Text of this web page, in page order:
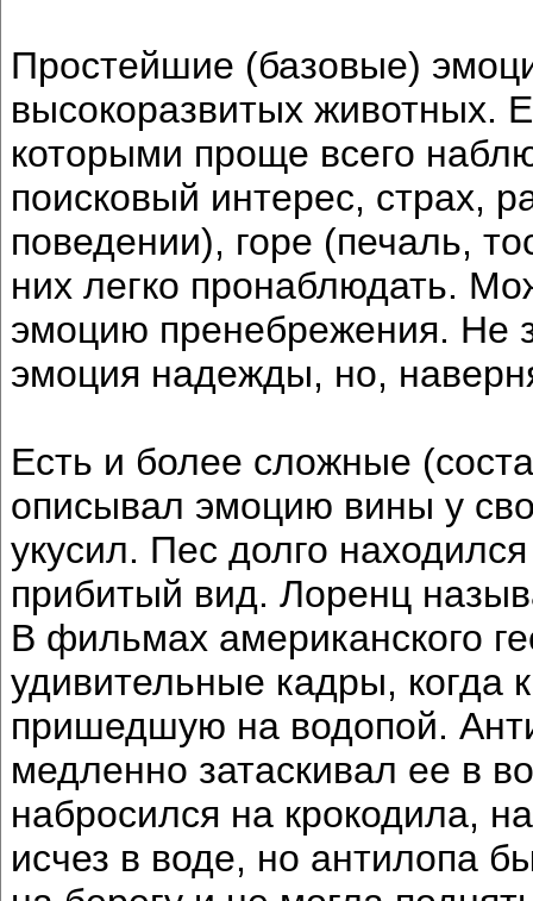
Простейшие (базовые)
высокоразвитых животных.
которыми проще всего
поисковый интерес, страх,
поведении), горе (печаль,
них легко пронаблюдать.
эмоцию пренебрежения. Не
эмоция надежды, но,
Есть и более сложные
описывал эмоцию вины у
укусил. Пес долго
прибитый вид. Лоренц
В фильмах американского
удивительные кадры, когда
пришедшую на водопой.
медленно затаскивал ее в
набросился на крокодила,
исчез в воде, но антилопа